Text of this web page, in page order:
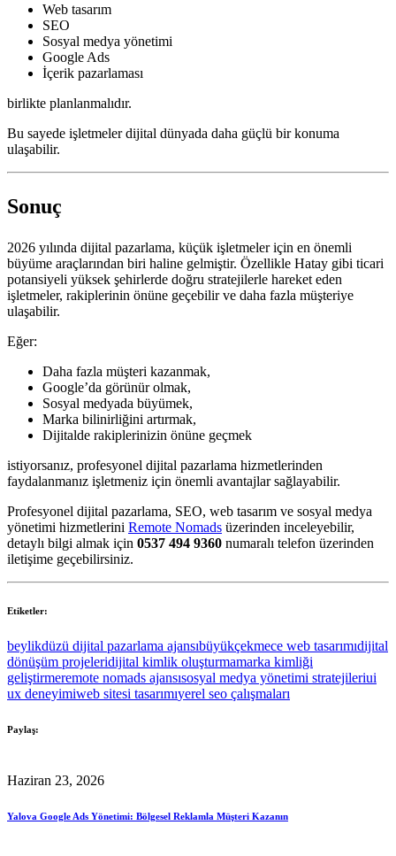
Web tasarım
SEO
Sosyal medya yönetimi
Google Ads
İçerik pazarlaması
birlikte planlanmalıdır.
Bu sayede işletmeler dijital dünyada daha güçlü bir konuma
ulaşabilir.
Sonuç
2026 yılında dijital pazarlama, küçük işletmeler için en önemli
büyüme araçlarından biri haline gelmiştir. Özellikle Hatay gibi ticari
potansiyeli yüksek şehirlerde doğru stratejilerle hareket eden
işletmeler, rakiplerinin önüne geçebilir ve daha fazla müşteriye
ulaşabilir.
Eğer:
Daha fazla müşteri kazanmak,
Google’da görünür olmak,
Sosyal medyada büyümek,
Marka bilinirliğini artırmak,
Dijitalde rakiplerinizin önüne geçmek
istiyorsanız, profesyonel dijital pazarlama hizmetlerinden
faydalanmanız işletmeniz için önemli avantajlar sağlayabilir.
Profesyonel dijital pazarlama, SEO, web tasarım ve sosyal medya
yönetimi hizmetlerini Remote Nomads üzerinden inceleyebilir,
detaylı bilgi almak için 0537 494 9360 numaralı telefon üzerinden
iletişime geçebilirsiniz.
Etiketler:
beylikdüzü dijital pazarlama ajansıbüyükçekmece web tasarımıdijital
dönüşüm projeleridijital kimlik oluşturmamarka kimliği
geliştirmeremote nomads ajansısosyal medya yönetimi stratejileriui
ux deneyimiweb sitesi tasarımıyerel seo çalışmaları
Paylaş:
Haziran 23, 2026
Yalova Google Ads Yönetimi: Bölgesel Reklamla Müşteri Kazanın